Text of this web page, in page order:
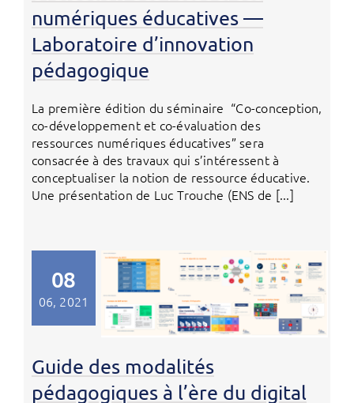
numériques éducatives —
Laboratoire d’innovation
pédagogique
La première édition du séminaire “Co-conception,
co-développement et co-évaluation des
ressources numériques éducatives” sera
consacrée à des travaux qui s’intéressent à
conceptualiser la notion de ressource éducative.
Une présentation de Luc Trouche (ENS de [...]
08
06, 2021
Guide des modalités
pédagogiques à l’ère du digital